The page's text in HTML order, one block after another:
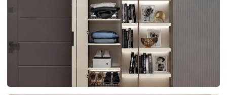
Подключение техники
Корпоративным клиентам
Портфолио проектов
Индивидуальный
технический проект
Салоны продаж
О компании